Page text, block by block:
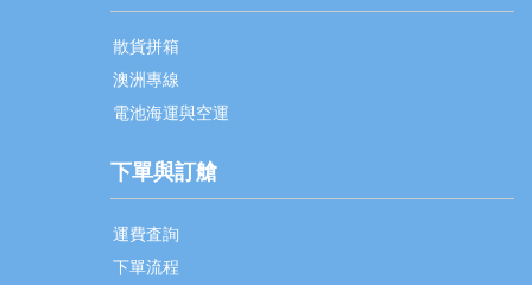
散貨拼箱
澳洲專線
電池海運與空運
下單與訂艙
運費査詢
下單流程